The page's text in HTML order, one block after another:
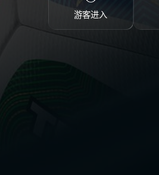
游客进入